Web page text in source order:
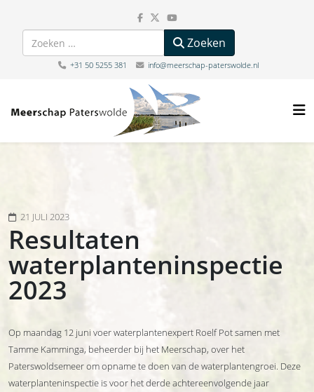
Zoeken Zoeken
+31 50 5255 381 info@meerschap-paterswolde.nl
21 JULI 2023
Resultaten
waterplanteninspectie
2023
Op maandag 12 juni voer waterplantenexpert Roelf Pot samen met
Tamme Kamminga, beheerder bij het Meerschap, over het
Paterswoldsemeer om opname te doen van de waterplantengroei. Deze
waterplanteninspectie is voor het derde achtereenvolgende jaar